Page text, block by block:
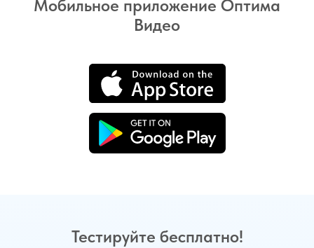
Мобильное приложение Оптима
Видео
Тестируйте бесплатно!